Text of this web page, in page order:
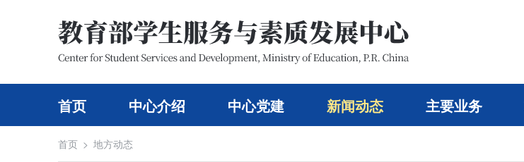
首页 中心介绍 中心党建 新闻动态 主要业务
首页 > 地方动态